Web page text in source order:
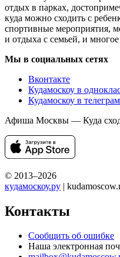
отдых в парках,
куда можно сходить с
спортивные мероприятия,
и отдыха с семьей, и многое
Мы в социальных сетях
Вконтакте
Кудамоскоу в
Кудамоскоу в
Афиша Москвы — Куда
© 2013–2026
кудамоскоу.ру |
Контакты
Сообщить об ошибке
Наша электронная